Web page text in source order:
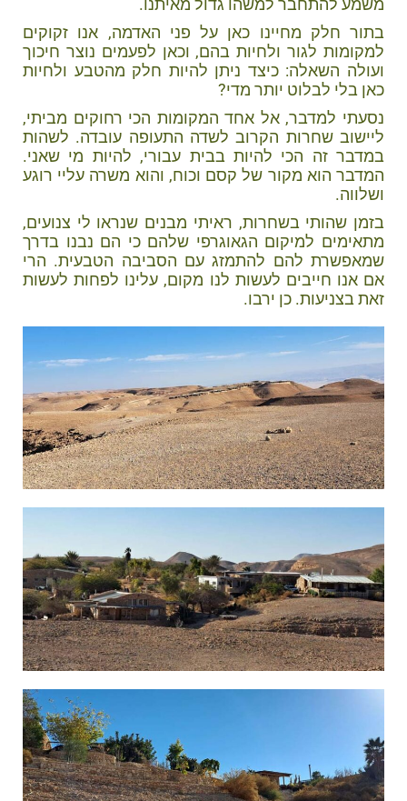
בתור חלק מחיינו כאן על פני האדמה, אנו זקוקים
למקומות לגור ולחיות בהם, וכאן לפעמים נוצר חיכוך
ועולה השאלה: כיצד ניתן להיות חלק מהטבע ולחיות
כאן בלי לבלוט יותר מדי?
נסעתי למדבר, אל אחד המקומות הכי רחוקים מביתי,
ליישוב שחרות הקרוב לשדה התעופה עובדה. לשהות
במדבר זה הכי להיות בבית עבורי, להיות מי שאני.
המדבר הוא מקור של קסם וכוח, והוא משרה עליי רוגע
ושלווה.
בזמן שהותי בשחרות, ראיתי מבנים שנראו לי צנועים,
מתאימים למיקום הגאוגרפי שלהם כי הם נבנו בדרך
שמאפשרת להם להתמזג עם הסביבה הטבעית. הרי
אם אנו חייבים לעשות לנו מקום, עלינו לפחות לעשות
זאת בצניעות. כן ירבו.